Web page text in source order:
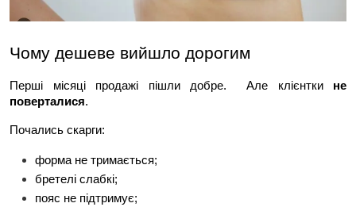
Чому дешеве вийшло дорогим
Перші місяці продажі пішли добре.  Але клієнтки не
поверталися.
Почались скарги:
форма не тримається;
бретелі слабкі;
пояс не підтримує;